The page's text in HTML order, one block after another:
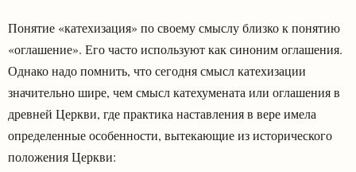
Понятие «катехизация» по своему смыслу близко к понятию
«оглашение». Его часто используют как синоним оглашения.
Однако надо помнить, что сегодня смысл катехизации
значительно шире, чем смысл катехумената или оглашения в
древней Церкви, где практика наставления в вере имела
определенные особенности, вытекающие из исторического
положения Церкви: